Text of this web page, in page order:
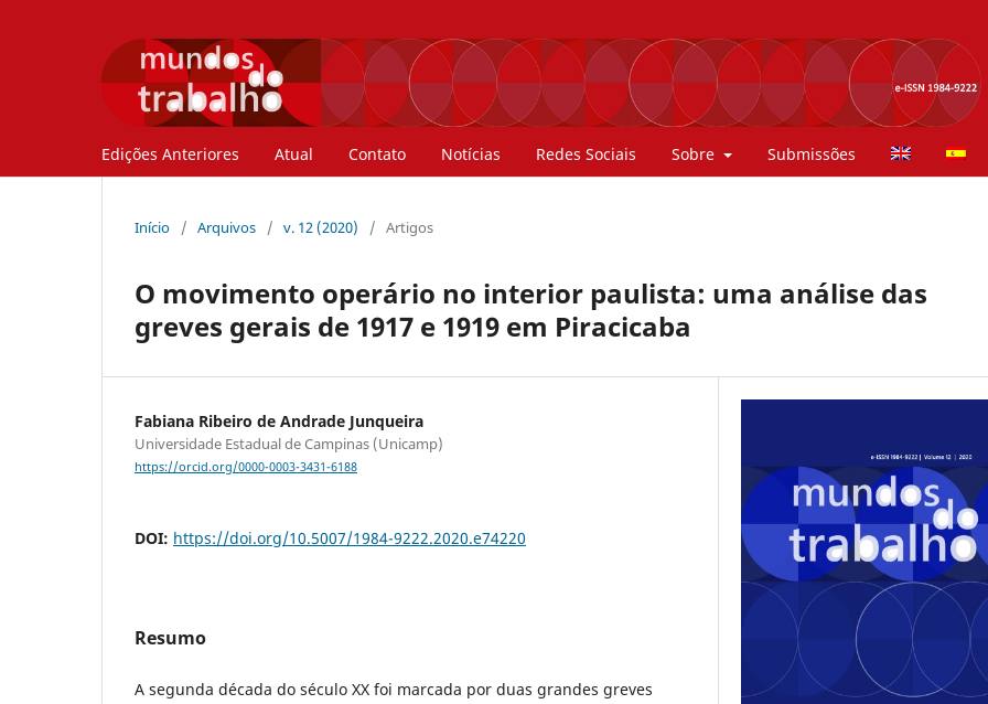
Edições Anteriores Atual Contato Notícias Redes Sociais Sobre Submissões
Início / Arquivos / v. 12 (2020) / Artigos
O movimento operário no interior paulista: uma análise das
greves gerais de 1917 e 1919 em Piracicaba
Fabiana Ribeiro de Andrade Junqueira
Universidade Estadual de Campinas (Unicamp)
https://orcid.org/0000-0003-3431-6188
DOI: https://doi.org/10.5007/1984-9222.2020.e74220
Resumo
A segunda década do século XX foi marcada por duas grandes greves